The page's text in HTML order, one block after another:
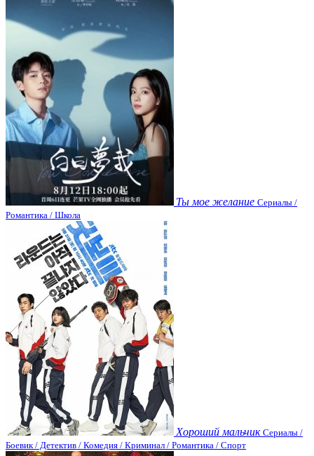
Ты мое желание Сериалы /
Романтика / Школа
Хороший мальчик Сериалы /
Боевик / Детектив / Комедия / Криминал / Романтика / Спорт